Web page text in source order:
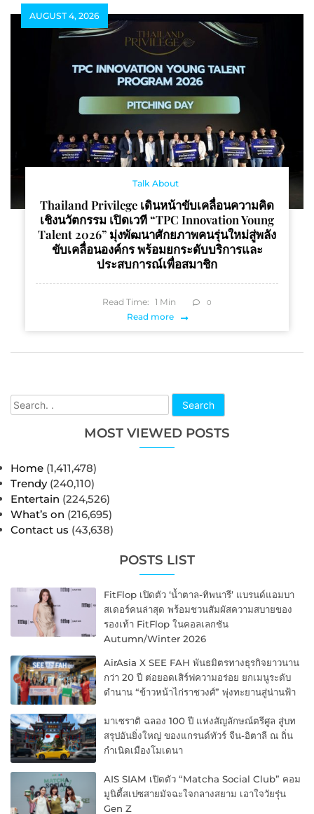
Search
MOST VIEWED POSTS
Home (1,411,478)
Trendy (240,110)
Entertain (224,526)
What’s on (216,695)
Contact us (43,638)
POSTS LIST
FitFlop เปิดตัว ‘น้ำตาล-ทิพนารี’ แบรนด์แอมบา
สเดอร์คนล่าสุด พร้อมชวนสัมผัสความสบายของ
รองเท้า FitFlop ในคอลเลกชัน
Autumn/Winter 2026
AirAsia X SEE FAH พันธมิตรทางธุรกิจยาวนาน
กว่า 20 ปี ต่อยอดเสิร์ฟความอร่อย ยกเมนูระดับ
ตำนาน “ข้าวหน้าไก่ราชวงศ์” พุ่งทะยานสู่น่านฟ้า
มาเซราติ ฉลอง 100 ปี แห่งสัญลักษณ์ตรีศูล สู่บท
สรุปอันยิ่งใหญ่ ของแกรนด์ทัวร์ จีน-อิตาลี ณ ถิ่น
กำเนิดเมืองโมเดนา
AIS SIAM เปิดตัว “Matcha Social Club” คอม
มูนิตี้สเปซสายมัจฉะใจกลางสยาม เอาใจวัยรุ่น
Gen Z
AUGUST 4, 2026
Talk About
Thailand Privilege เดินหน้าขับเคลื่อนความคิด
เชิงนวัตกรรม เปิดเวที “TPC Innovation Young
Talent 2026” มุ่งพัฒนาศักยภาพคนรุ่นใหม่สู่พลัง
ขับเคลื่อนองค์กร พร้อมยกระดับบริการและ
ประสบการณ์เพื่อสมาชิก
Read Time: 1 Min 0
Read more